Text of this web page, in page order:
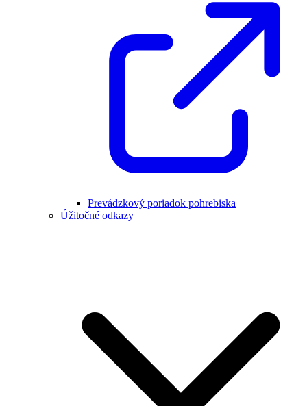
Prevádzkový poriadok pohrebiska
Úžitočné odkazy